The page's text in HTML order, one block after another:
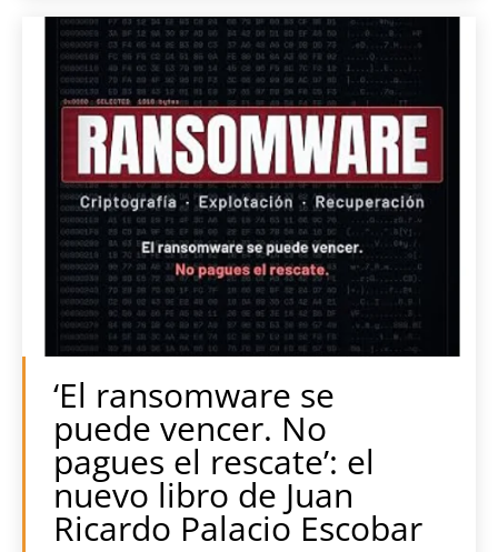
‘El ransomware se
puede vencer. No
pagues el rescate’: el
nuevo libro de Juan
Ricardo Palacio Escobar